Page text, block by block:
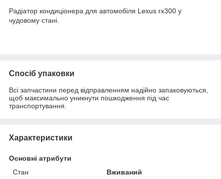
Радіатор кондиціонера для автомобіля Lexus rx300 у
чудовому стані.
Спосіб упаковки
Всі запчастини перед відправленням надійно запаковуються,
щоб максимально уникнути пошкодження під час
транспортування.
Характеристики
Основні атрибути
Стан
Вживаний